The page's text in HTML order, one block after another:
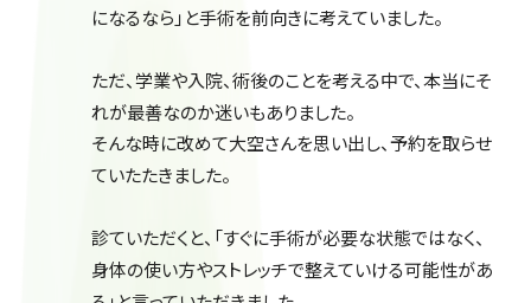
になるなら」と手術を前向きに考えていました。
ただ、学業や入院、術後のことを考える中で、本当にそ
れが最善なのか迷いもありました。
そんな時に改めて大空さんを思い出し、予約を取らせ
ていたたきました。
診ていただくと、「すぐに手術が必要な状態ではなく、
身体の使い方やストレッチで整えていける可能性があ